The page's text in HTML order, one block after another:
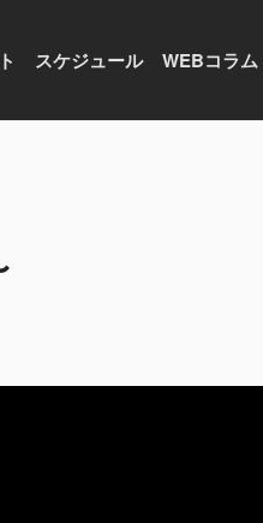
スケジュール WEBコラム